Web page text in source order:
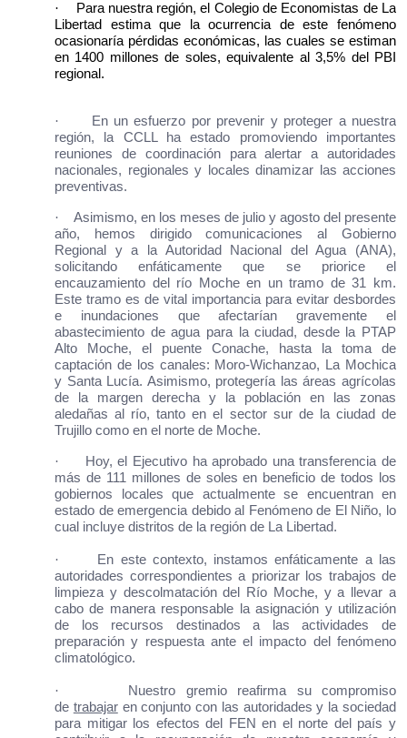
·
Para nuestra región, el Colegio de Economistas de La
Libertad estima que la ocurrencia de este fenómeno
ocasionaría pérdidas económicas, las cuales se estiman
en 1400 millones de soles, equivalente al 3,5% del PBI
regional.
·
En un esfuerzo por prevenir y proteger a nuestra
región, la CCLL ha estado promoviendo importantes
reuniones de coordinación para alertar a autoridades
nacionales, regionales y locales dinamizar las acciones
preventivas.
·
Asimismo, en los meses de julio y agosto del presente
año, hemos dirigido comunicaciones al Gobierno
Regional y a la Autoridad Nacional del Agua (ANA),
solicitando enfáticamente que se priorice el
encauzamiento del río Moche en un tramo de 31 km.
Este tramo es de vital importancia para evitar desbordes
e inundaciones que afectarían gravemente el
abastecimiento de agua para la ciudad, desde la PTAP
Alto Moche, el puente Conache, hasta la toma de
captación de los canales: Moro-Wichanzao, La Mochica
y Santa Lucía. Asimismo, protegería las áreas agrícolas
de la margen derecha y la población en las zonas
aledañas al río, tanto en el sector sur de la ciudad de
Trujillo como en el norte de Moche.
·
Hoy, el Ejecutivo ha aprobado una transferencia de
más de 111 millones de soles en beneficio de todos los
gobiernos locales que actualmente se encuentran en
estado de emergencia debido al Fenómeno de El Niño, lo
cual incluye distritos de la región de La Libertad.
·
En este contexto, instamos enfáticamente a las
autoridades correspondientes a priorizar los trabajos de
limpieza y descolmatación del Río Moche, y a llevar a
cabo de manera responsable la asignación y utilización
de los recursos destinados a las actividades de
preparación y respuesta ante el impacto del fenómeno
climatológico.
· Nuestro gremioreafirma su compromiso
de trabajaren conjunto con las autoridades y la sociedad
para mitigar los efectos del FEN en el norte del país y